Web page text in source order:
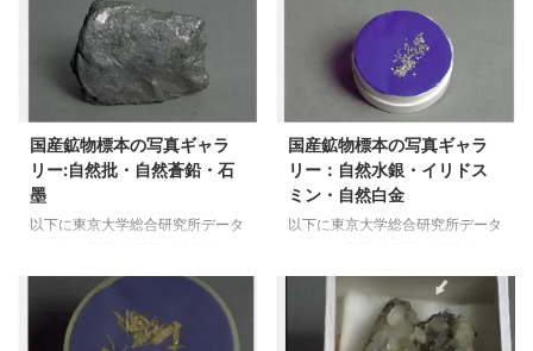
銅鉱 石川県小松市西尾 尾小 ...
秩父郡大滝村中津川 秩父鉱山 ...
本）のリンクを記載させていただ
きます。 各鉱物標本ごとに解説
されていますので是非ご一読くだ
さい 総合研究所データベース
（和田 維四郎 鉱物標本） 輝銅
山 デュルレ鉱 秋田県鹿角郡尾去
沢町 尾去沢鉱山 輝銀鉱 秋田県
雄勝郡雄勝町 院内鉱山 輝銀鉱
新潟県佐渡郡相川町 佐渡鉱山
町 生野鉱山 方輝銅鉱 福井県大
野郡和泉村 面谷鉱山 斑銅鉱
兵庫県朝来郡生野町 生 ...
されていますので是非ご一読くだ
さい 総合研究所データベース
（和田 維四郎 鉱物標本） 自然
硫黄 青森県下北郡恐山 自然硫
黄 青森県青森市八甲田山 自然
硫黄 秋田県湯沢市 泥湯温泉 自
然硫黄 秋田県鹿角郡小坂町 小
坂鉱山 自然硫黄 群馬県吾妻郡
万座 自然硫黄 群馬県吾妻郡草
津白根山噴火口 自然硫黄 長野
黄 鹿児島県鹿児島郡三島村硫黄
国産鉱物標本の写真ギャラ
リー:自然批・自然蒼鉛・石
墨
以下に東京大学総合研究所データ
きます。 各鉱物標本ごとに解説
されていますので是非ご一読くだ
さい 総合研究所データベース
国産鉱物標本の写真ギャラ
リー：自然水銀・イリドス
ミン・自然白金
以下に東京大学総合研究所データ
きます。 各鉱物標本ごとに解説
されていますので是非ご一読くだ
さい 総合研究所データベース